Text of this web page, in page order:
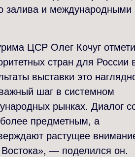
залива и международными
ЦСР Олег Кочуг
стран для России
выставки это
шаг в системном
рынках. Диалог
более предметным, а
растущее
Востока», — поделился он.